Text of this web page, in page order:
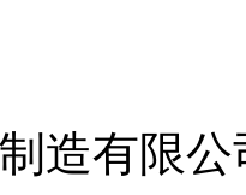
造有限公